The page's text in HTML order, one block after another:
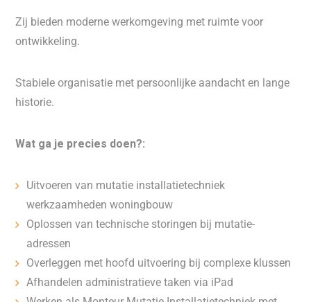
Zij bieden moderne werkomgeving met ruimte voor
ontwikkeling.
Stabiele organisatie met persoonlijke aandacht en lange
historie.
Wat ga je precies doen?:
Uitvoeren van mutatie installatietechniek
werkzaamheden woningbouw
Oplossen van technische storingen bij mutatie-
adressen
Overleggen met hoofd uitvoering bij complexe klussen
Afhandelen administratieve taken via iPad